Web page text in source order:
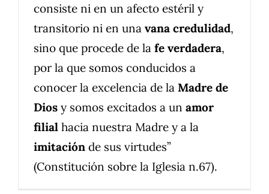
consiste ni en un afecto estéril y
transitorio ni en una vana credulidad,
sino que procede de la fe verdadera,
por la que somos conducidos a
conocer la excelencia de la Madre de
Dios y somos excitados a un amor
filial hacia nuestra Madre y a la
imitación de sus virtudes”
(Constitución sobre la Iglesia n.67).